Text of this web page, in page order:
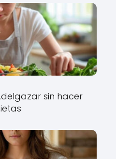
sin hacer